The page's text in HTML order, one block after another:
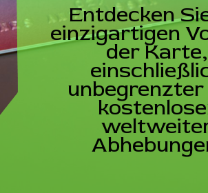
Entdecken
einzigartigen
der Karte,
unbegrenzter